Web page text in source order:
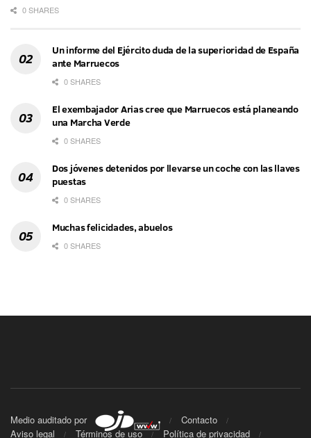
0 SHARES
Un informe del Ejército duda de la superioridad de España
ante Marruecos
0 SHARES
El exembajador Arias cree que Marruecos está planeando
una Marcha Verde
0 SHARES
Dos jóvenes detenidos por llevarse un coche con las llaves
puestas
0 SHARES
Muchas felicidades, abuelos
0 SHARES
Medio auditado por
Contacto
Aviso legal
Términos de uso Política de privacidad